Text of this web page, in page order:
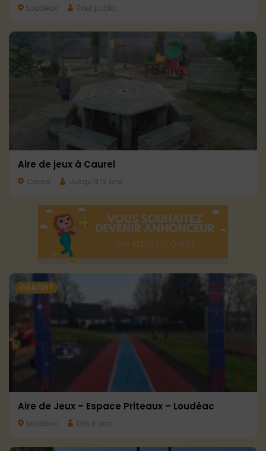
Loudéac Tout public
Aire de jeux à Caurel
Caurel Jusqu'à 12 ans
Aire de Jeux – Espace Priteaux – Loudéac
Loudéac Dès 6 ans
GRATUIT